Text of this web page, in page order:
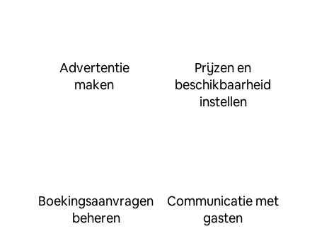
Advertentie
maken
Prijzen en
beschikbaarheid
instellen
Boekingsaanvragen
beheren
Communicatie met
gasten